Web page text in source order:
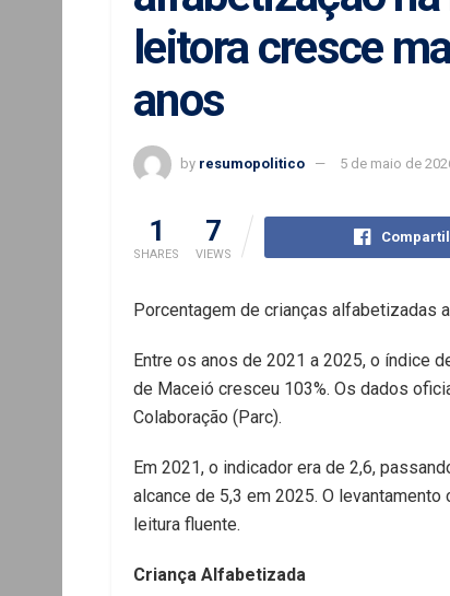
leitora cresce
anos
by resumopolitico 5 de maio de
1
SHARES
7
VIEWS
Porcentagem de crianças alfabetizadas
Entre os anos de 2021 a 2025, o índice
de Maceió cresceu 103%. Os dados
Colaboração (Parc).
Em 2021, o indicador era de 2,6,
alcance de 5,3 em 2025. O
leitura fluente.
Criança Alfabetizada